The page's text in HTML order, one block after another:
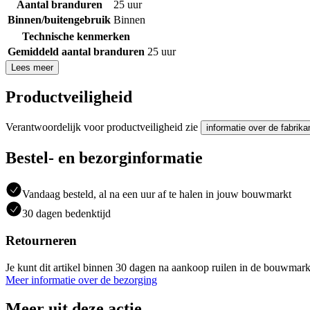
Aantal branduren
25 uur
Binnen/buitengebruik Binnen
Technische kenmerken
Gemiddeld aantal branduren 25 uur
Lees meer
Productveiligheid
Verantwoordelijk voor productveiligheid zie informatie over de
Bestel- en bezorginformatie
Vandaag besteld, al na een uur af te halen in jouw bouwmarkt
30 dagen bedenktijd
Retourneren
Je kunt dit artikel binnen 30 dagen na aankoop ruilen in de
Meer informatie over de bezorging